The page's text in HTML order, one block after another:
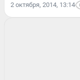
2 октября, 2014, 13:14